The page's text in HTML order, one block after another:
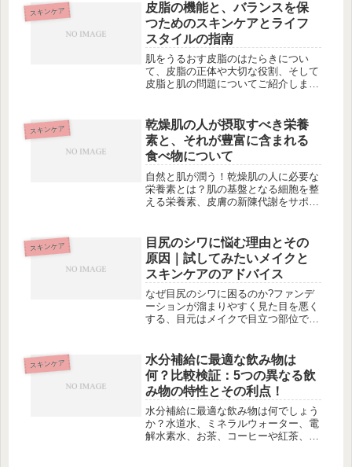
スキンケア
皮脂の機能と、バランスを保
つためのスキンケアとライフ
スタイルの指南
肌をうるおす皮脂のはたらきについ
て、皮脂の正体や大切な役割、そして
皮脂と肌の問題についてご紹介しま
ラブルやその原因についても解説しま
す。さらに、皮脂バランスを整える生
活習慣...
スキンケア
乾燥肌の人が摂取すべき栄養
素と、それが豊富に含まれる
食べ物について
自然と肌が潤う！乾燥肌の人に必要な
栄養素とは？肌の基盤となる細胞を整
える栄養素、皮膚の新陳代謝をサポー
に導く栄養素。これらの栄養素を知る
ことが、乾燥肌を改善する鍵です。さ
ら...
スキンケア
目尻のシワに悩む理由とその
原因｜試してみたいメイクと
スキンケアのアドバイス
なぜ目尻のシワに困るのか?ファンデ
ーションが溜まりやすく見た目を悪く
する、目元はメイクで目立つ部位であ
ら、目尻のシワは多くの人々にとって
悩みの種となっています。目尻のシワ
の原...
スキンケア
水分補給に最適な飲み物は
何？比較検証：5つの異なる飲
み物の特性とその利点！
水分補給に最適な飲み物は何でしょう
か？水道水、ミネラルウォーター、電
解水素水、お茶、コーヒーや紅茶、ジ